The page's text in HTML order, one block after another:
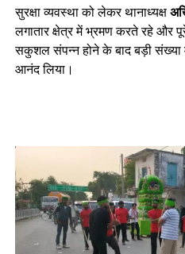
सुरक्षा व्यवस्था को लेकर थानाध्यक्ष
लगातार क्षेत्र में भ्रमण करते रहे और
सकुशल संपन्न होने के बाद बड़ी संख्या
आनंद लिया।